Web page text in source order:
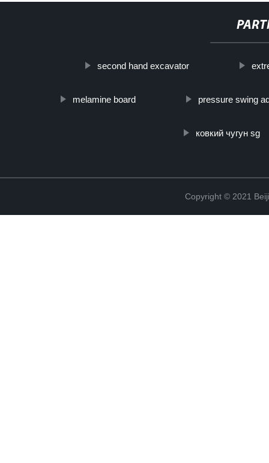
second hand excavator
melamine board pressure swing
ковкий чугун sg
Copyright © 2021